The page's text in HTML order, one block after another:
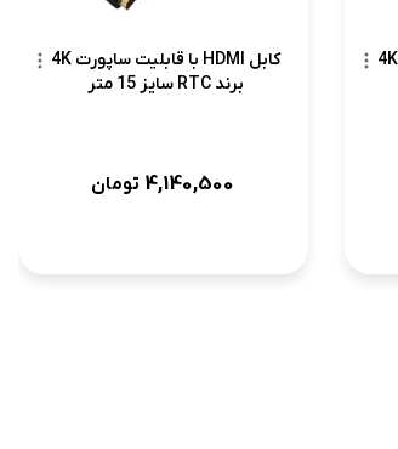
کابل HDMI با قابلیت ساپورت 4K
کابل HDMI با قابلیت ساپورت 4K
برند RTC سایز 15 متر
4,140,500 تومان